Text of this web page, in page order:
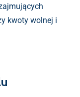
kwoty wolnej i